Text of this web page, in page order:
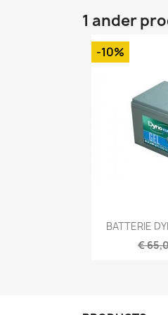
1 ander
BATTERIE
€
-10%
